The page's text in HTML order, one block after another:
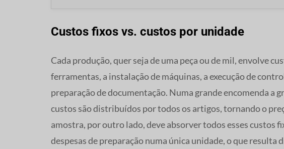
Custos fixos vs. custos por unidade
Cada produção, quer seja de uma peça ou de mil, envolve
ferramentas, a instalação de máquinas, a execução de
preparação de documentação. Numa grande encomenda a
custos são distribuídos por todos os artigos, tornando o
amostra, por outro lado, deve absorver todos esses custos
despesas de preparação numa única unidade, o que